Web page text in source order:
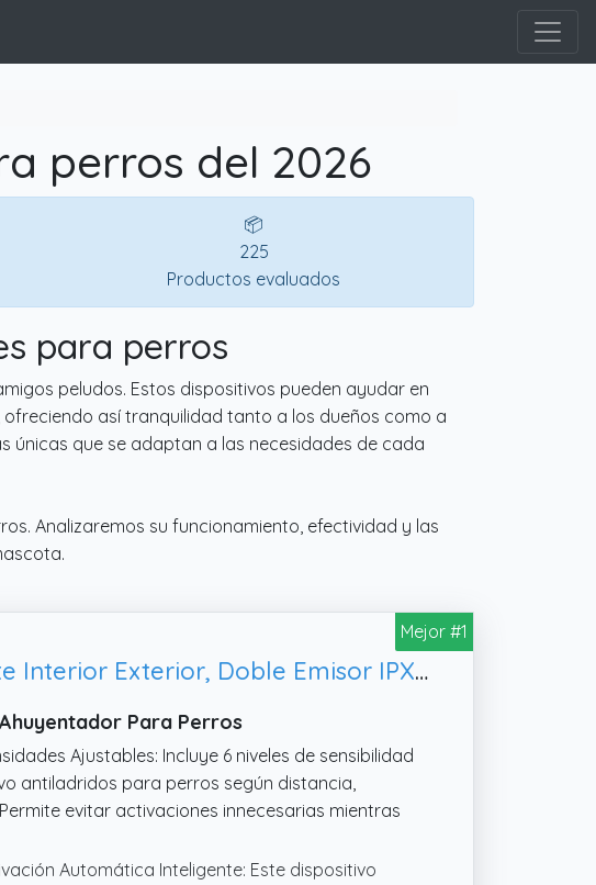
perros del 2026
📦
225
Productos evaluados
para perros
peludos. Estos dispositivos pueden ayudar en
así tranquilidad tanto a los dueños como a
únicas que se adaptan a las necesidades de cada
Analizaremos su funcionamiento, efectividad y las
Mejor #1
Holercoco Antiladridos para Perros Dispositivo con AI Inteligente Interior Exterior, Doble Emisor IPX6 Recargable
Para Perros
Ajustables: Incluye 6 niveles de sensibilidad
antiladridos para perros según distancia,
evitar activaciones innecesarias mientras
Automática Inteligente: Este dispositivo